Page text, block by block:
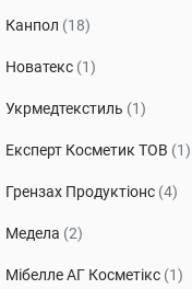
Канпол (18)
Новатекс (1)
Укрмедтекстиль (1)
Експерт Косметик ТОВ (1)
Грензах Продуктіонс (4)
Медела (2)
Мібелле АГ Косметікс (1)